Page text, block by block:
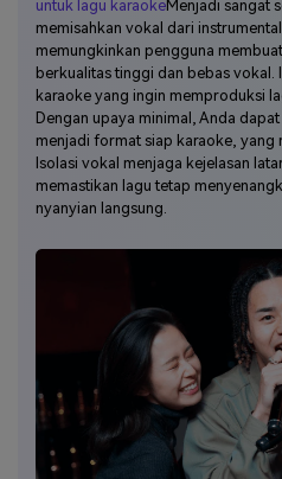
untuk lagu karaokeMenjadi sangat
memisahkan vokal dari
memungkinkan pengguna
berkualitas tinggi dan bebas vokal.
karaoke yang ingin memproduksi
Dengan upaya minimal, Anda
menjadi format siap karaoke, yang
Isolasi vokal menjaga kejelasan
memastikan lagu tetap
nyanyian langsung.